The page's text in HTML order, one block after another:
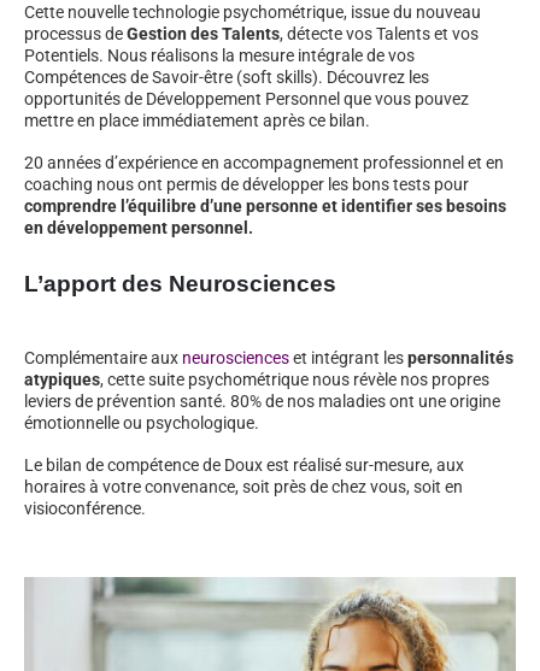
Cette nouvelle technologie psychométrique, issue du nouveau
processus deGestion des Talents, détecte vos Talents et vos
Potentiels. Nous réalisons la mesure intégrale de vos
Compétences de Savoir-être (soft skills). Découvrez les
opportunités de Développement Personnel que vous pouvez
mettre en place immédiatement après ce bilan.
20 années d’expérience en accompagnement professionnel et en
coaching nous ont permis de développer les bons tests pour
comprendre l’équilibre d’une personne et identifier ses besoins
en développement personnel.
L’apport des Neurosciences
Complémentaire aux neuroscienceset intégrant lespersonnalités
atypiques, cette suite psychométrique nous révèle nos propres
leviers de prévention santé. 80% de nos maladies ont une origine
émotionnelle ou psychologique.
Le bilan de compétence de Doux est réalisé sur-mesure, aux
horaires à votre convenance, soit près de chez vous, soit en
visioconférence.